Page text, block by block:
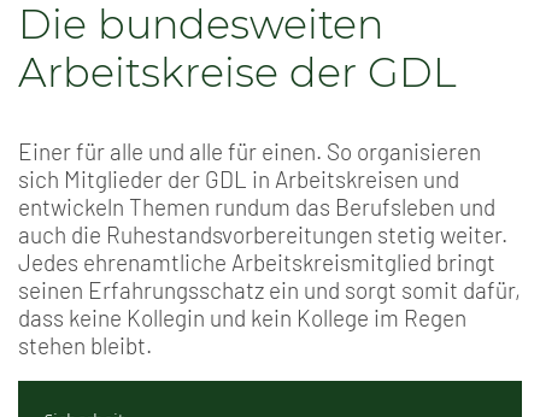
Die bundesweiten
Arbeitskreise der GDL
Einer für alle und alle für einen. So organisieren
sich Mitglieder der GDL in Arbeitskreisen und
entwickeln Themen rundum das Berufsleben und
auch die Ruhestandsvorbereitungen stetig weiter.
Jedes ehrenamtliche Arbeitskreismitglied bringt
seinen Erfahrungsschatz ein und sorgt somit dafür,
dass keine Kollegin und kein Kollege im Regen
stehen bleibt.